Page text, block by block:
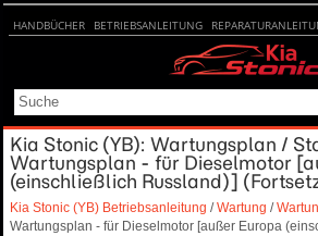
HANDBÜCHER BETRIEBSANLEITUNG
Kia Stonic (YB): Wartungsplan /
Wartungsplan - für Dieselmotor
(einschließlich Russland)]
Kia Stonic (YB) Betriebsanleitung /Wartung /
Wartungsplan - für Dieselmotor [außer Europa